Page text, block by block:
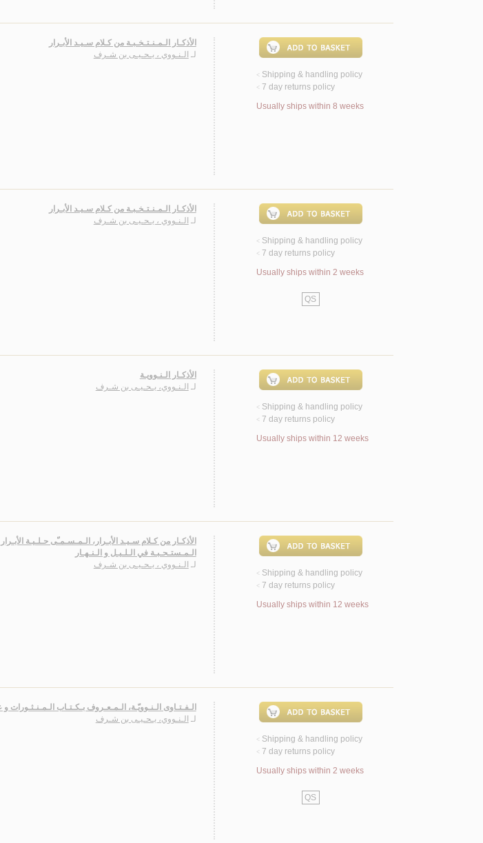
الأذكـار الـمـنـتـخـبـة من كـلام سـيـد الأبـرار
لـ الـنـووي ، يـحـيـى بن شـرف
< Shipping & handling policy
< 7 day returns policy
Usually ships within 8 weeks
الأذكـار الـمـنـتـخـبـة من كـلام سـيـد الأبـرار
لـ الـنـووي ، يـحـيـى بن شـرف
< Shipping & handling policy
< 7 day returns policy
Usually ships within 2 weeks
QS
الأذكـار الـنـوويـة
لـ الـنـووي، يـحـيـى بن شـرف
< Shipping & handling policy
< 7 day returns policy
Usually ships within 12 weeks
الأذكـار من كـلام سـيـد الأبـرار، الـمـسـمـّى حـلـيـة
الـمـستـحـبـة في الـلـيـل و الـنـهـار
لـ الـنـووي ، يـحـيـى بن شـرف
< Shipping & handling policy
< 7 day returns policy
Usually ships within 12 weeks
الـفـتـاوى الـنـوويّـة، الـمـعـروف بـكـتـاب الـمـنـثـورات
لـ الـنـووي، يـحـيـى بن شـرف
< Shipping & handling policy
< 7 day returns policy
Usually ships within 2 weeks
QS